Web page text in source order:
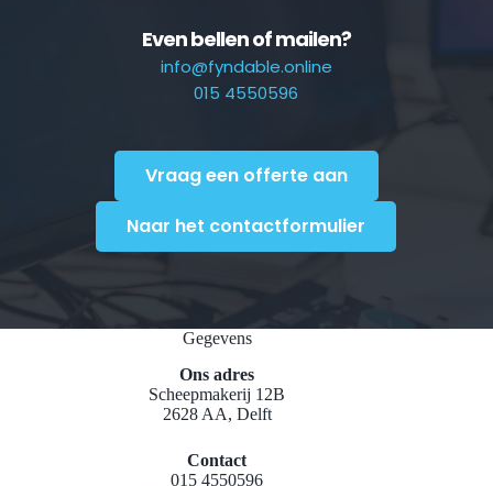
Even bellen of mailen?
info@fyndable.online
015 4550596
Vraag een offerte aan
Naar het contactformulier
Gegevens
Ons adres
Scheepmakerij 12B
2628 AA, Delft
Contact
015 4550596